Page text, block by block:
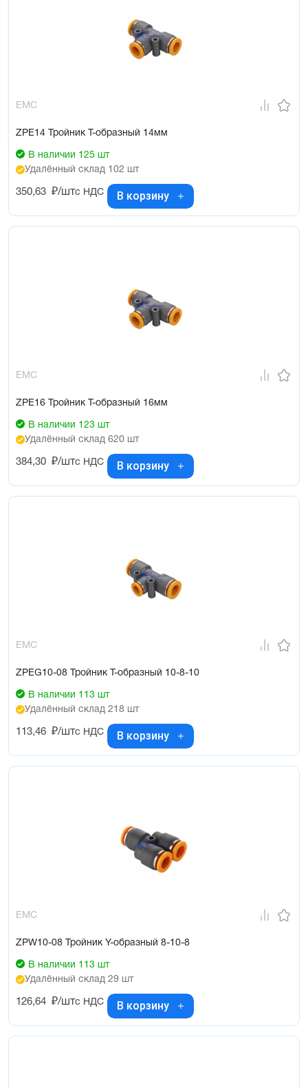
EMC
ZPE14 Тройник Т-образный 14мм
В наличии 125 шт
Удалённый склад 102 шт
350,63 ₽/штс НДС В корзину
EMC
ZPE16 Тройник Т-образный 16мм
В наличии 123 шт
Удалённый склад 620 шт
384,30 ₽/штс НДС В корзину
EMC
ZPEG10-08 Тройник Т-образный 10-8-10
В наличии 113 шт
Удалённый склад 218 шт
113,46 ₽/штс НДС В корзину
EMC
ZPW10-08 Тройник Y-образный 8-10-8
В наличии 113 шт
Удалённый склад 29 шт
126,64 ₽/штс НДС В корзину